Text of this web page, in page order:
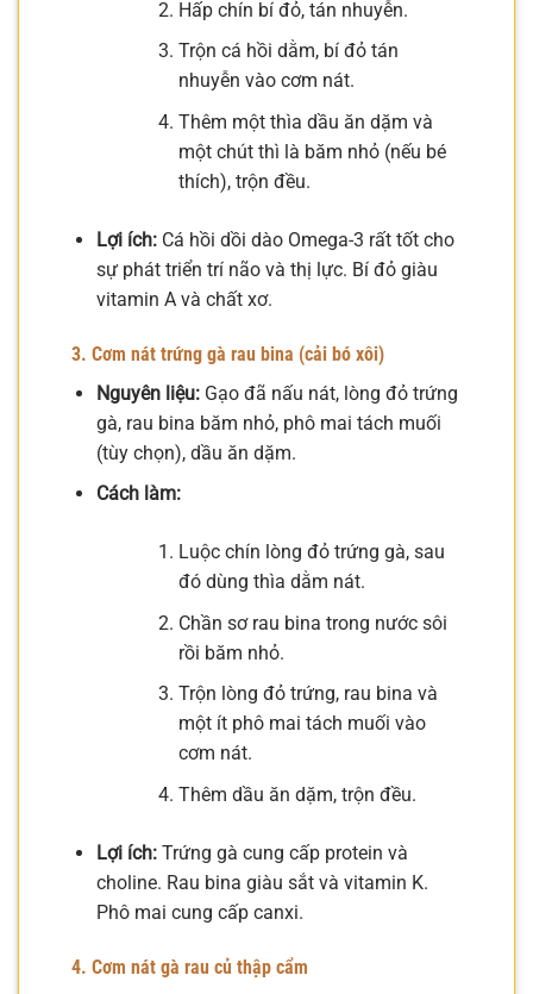
Hấp chín bí đỏ, tán nhuyễn.
Trộn cá hồi dằm, bí đỏ tán
nhuyễn vào cơm nát.
Thêm một thìa dầu ăn dặm và
một chút thì là băm nhỏ (nếu bé
thích), trộn đều.
Lợi ích:Cá hồi dồi dào Omega-3 rất tốt cho
sự phát triển trí não và thị lực. Bí đỏ giàu
vitamin A và chất xơ.
3. Cơm nát trứng gà rau bina (cải bó xôi)
Nguyên liệu:Gạo đã nấu nát, lòng đỏ trứng
gà, rau bina băm nhỏ, phô mai tách muối
(tùy chọn), dầu ăn dặm.
Cách làm:
Luộc chín lòng đỏ trứng gà, sau
đó dùng thìa dằm nát.
Chần sơ rau bina trong nước sôi
rồi băm nhỏ.
Trộn lòng đỏ trứng, rau bina và
một ít phô mai tách muối vào
cơm nát.
Thêm dầu ăn dặm, trộn đều.
Lợi ích:Trứng gà cung cấp protein và
choline. Rau bina giàu sắt và vitamin K.
Phô mai cung cấp canxi.
4. Cơm nát gà rau củ thập cẩm